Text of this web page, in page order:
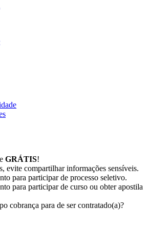
GRÁTIS!
evite compartilhar informações sensíveis.
para participar de processo seletivo.
para participar de curso ou obter apostila
cobrança para de ser contratado(a)?